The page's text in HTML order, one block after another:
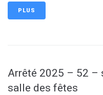
PLUS
Arrêté 2025 – 52 –
salle des fêtes